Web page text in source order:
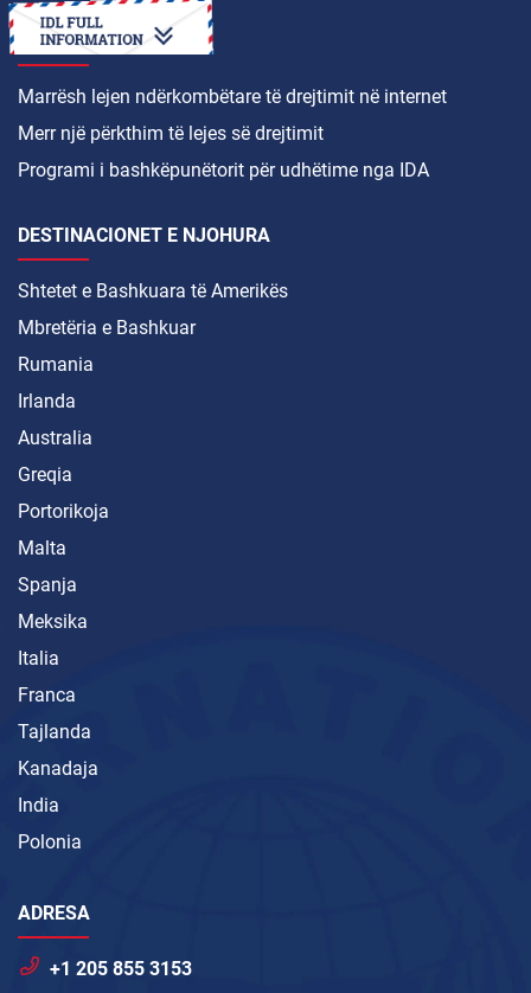
SI TË
Marrësh lejen ndërkombëtare të drejtimit në internet
Merr një përkthim të lejes së drejtimit
Programi i bashkëpunëtorit për udhëtime nga IDA
DESTINACIONET E NJOHURA
Shtetet e Bashkuara të Amerikës
Mbretëria e Bashkuar
Rumania
Irlanda
Australia
Greqia
Portorikoja
Malta
Spanja
Meksika
Italia
Franca
Tajlanda
Kanadaja
India
Polonia
ADRESA
+1 205 855 3153